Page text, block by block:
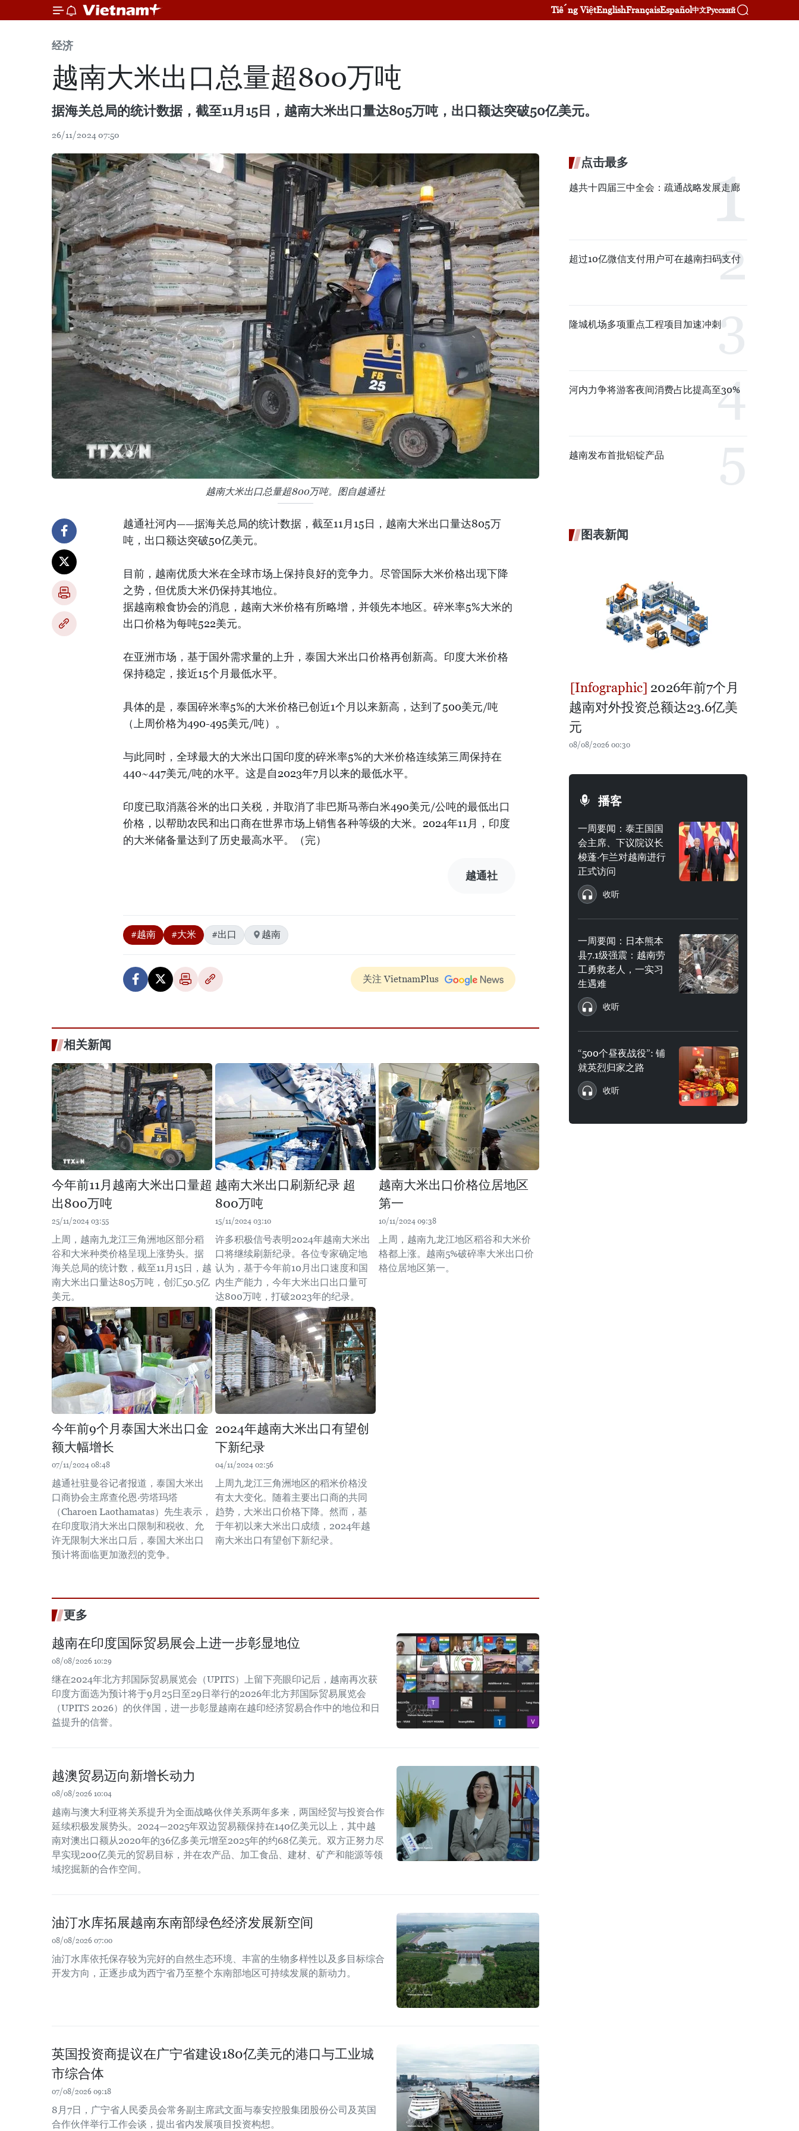
Tiếng ViệtEnglishFrançaisEspañol中文Русский
经济
越南大米出口总量超800万吨
据海关总局的统计数据，截至11月15日，越南大米出口量达805万吨，出口额达突破50亿美元。
26/11/2024 07:50
越南大米出口总量超800万吨。图自越通社
越通社河内——据海关总局的统计数据，截至11月15日，越南大米出口量达805万
吨，出口额达突破50亿美元。
目前，越南优质大米在全球市场上保持良好的竞争力。尽管国际大米价格出现下降
之势，但优质大米仍保持其地位。
据越南粮食协会的消息，越南大米价格有所略增，并领先本地区。碎米率5%大米的
出口价格为每吨522美元。
在亚洲市场，基于国外需求量的上升，泰国大米出口价格再创新高。印度大米价格
保持稳定，接近15个月最低水平。
具体的是，泰国碎米率5%的大米价格已创近1个月以来新高，达到了500美元/吨
（上周价格为490-495美元/吨）。
与此同时，全球最大的大米出口国印度的碎米率5%的大米价格连续第三周保持在
440~447美元/吨的水平。这是自2023年7月以来的最低水平。
印度已取消蒸谷米的出口关税，并取消了非巴斯马蒂白米490美元/公吨的最低出口
价格，以帮助农民和出口商在世界市场上销售各种等级的大米。2024年11月，印度
的大米储备量达到了历史最高水平。（完）
越通社
#越南 #大米 #出口 越南
关注 VietnamPlus
相关新闻
今年前11月越南大米出口量超
出800万吨
25/11/2024 03:55
上周，越南九龙江三角洲地区部分稻
谷和大米种类价格呈现上涨势头。据
海关总局的统计数，截至11月15日，越
南大米出口量达805万吨，创汇50.5亿
美元。
越南大米出口刷新纪录 超
800万吨
15/11/2024 03:10
许多积极信号表明2024年越南大米出
口将继续刷新纪录。各位专家确定地
认为，基于今年前10月出口速度和国
内生产能力，今年大米出口出口量可
达800万吨，打破2023年的纪录。
越南大米出口价格位居地区
第一
10/11/2024 09:38
上周，越南九龙江地区稻谷和大米价
格都上涨。越南5%破碎率大米出口价
格位居地区第一。
今年前9个月泰国大米出口金
额大幅增长
07/11/2024 08:48
越通社驻曼谷记者报道，泰国大米出
口商协会主席查伦恩·劳塔玛塔
（Charoen Laothamatas）先生表示，
在印度取消大米出口限制和税收、允
许无限制大米出口后，泰国大米出口
预计将面临更加激烈的竞争。
2024年越南大米出口有望创
下新纪录
04/11/2024 02:56
上周九龙江三角洲地区的稻米价格没
有太大变化。随着主要出口商的共同
趋势，大米出口价格下降。然而，基
于年初以来大米出口成绩，2024年越
南大米出口有望创下新纪录。
更多
越南在印度国际贸易展会上进一步彰显地位
08/08/2026 10:29
继在2024年北方邦国际贸易展览会（UPITS）上留下亮眼印记后，越南再次获
印度方面选为预计将于9月25日至29日举行的2026年北方邦国际贸易展览会
（UPITS 2026）的伙伴国，进一步彰显越南在越印经济贸易合作中的地位和日
益提升的信誉。
越澳贸易迈向新增长动力
08/08/2026 10:04
越南与澳大利亚将关系提升为全面战略伙伴关系两年多来，两国经贸与投资合作
延续积极发展势头。2024—2025年双边贸易额保持在140亿美元以上，其中越
南对澳出口额从2020年的36亿多美元增至2025年的约68亿美元。双方正努力尽
早实现200亿美元的贸易目标，并在农产品、加工食品、建材、矿产和能源等领
域挖掘新的合作空间。
油汀水库拓展越南东南部绿色经济发展新空间
08/08/2026 07:00
油汀水库依托保存较为完好的自然生态环境、丰富的生物多样性以及多目标综合
开发方向，正逐步成为西宁省乃至整个东南部地区可持续发展的新动力。
英国投资商提议在广宁省建设180亿美元的港口与工业城
市综合体
07/08/2026 09:18
8月7日，广宁省人民委员会常务副主席武文面与泰安控股集团股份公司及英国
合作伙伴举行工作会谈，提出省内发展项目投资构想。
点击最多
越共十四届三中全会：疏通战略发展走廊
超过10亿微信支付用户可在越南扫码支付
隆城机场多项重点工程项目加速冲刺
河内力争将游客夜间消费占比提高至30%
越南发布首批铝锭产品
图表新闻
2026年前7个月
越南对外投资总额达23.6亿美
元
08/08/2026 00:30
播客
一周要闻：泰王国国
会主席、下议院议长
梭蓬·乍兰对越南进行
正式访问
收听
一周要闻：日本熊本
县7.1级强震：越南劳
工勇救老人，一实习
生遇难
收听
“500个昼夜战役”: 铺
就英烈归家之路
收听